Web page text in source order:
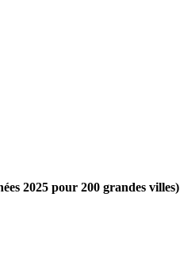
2025 pour 200 grandes villes)